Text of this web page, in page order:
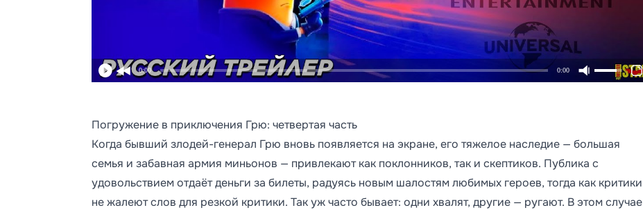
0:00 0:00
Погружение в приключения Грю: четвертая часть
Когда бывший злодей-генерал Грю вновь появляется на экране, его тяжелое наследие — большая
семья и забавная армия миньонов — привлекают как поклонников, так и скептиков. Публика с
удовольствием отдаёт деньги за билеты, радуясь новым шалостям любимых героев, тогда как критики
не жалеют слов для резкой критики. Так уж часто бывает: одни хвалят, другие — ругают. В этом случае